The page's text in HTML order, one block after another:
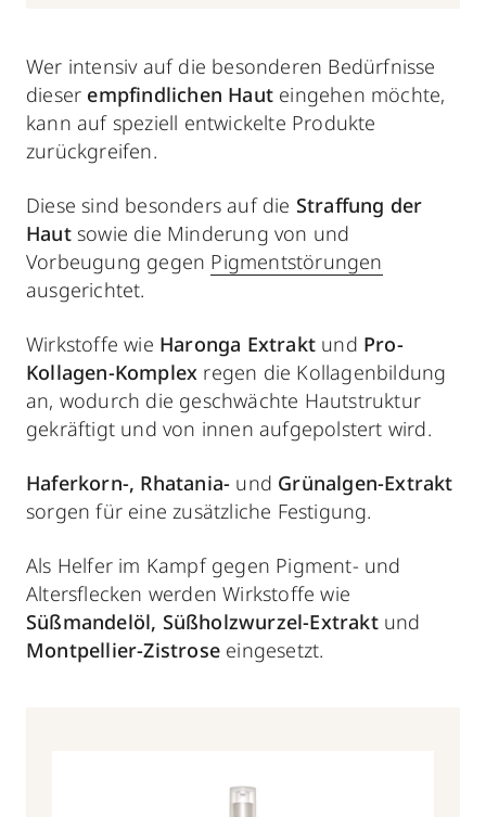
Wer intensiv auf die besonderen Bedürfnisse
dieser empfindlichen Haut eingehen möchte,
kann auf speziell entwickelte Produkte
zurückgreifen.
Diese sind besonders auf die Straffung der
Hautsowie die Minderung von und
Vorbeugung gegen Pigmentstörungen
ausgerichtet.
Wirkstoffe wie Haronga Extrakt und Pro-
Kollagen-Komplex regen die Kollagenbildung
an, wodurch die geschwächte Hautstruktur
gekräftigt und von innen aufgepolstert wird.
Haferkorn-, Rhatania- und Grünalgen-Extrakt
sorgen für eine zusätzliche Festigung.
Als Helfer im Kampf gegen Pigment- und
Altersflecken werden Wirkstoffe wie
Süßmandelöl, Süßholzwurzel-Extrakt und
Montpellier-Zistrose eingesetzt.